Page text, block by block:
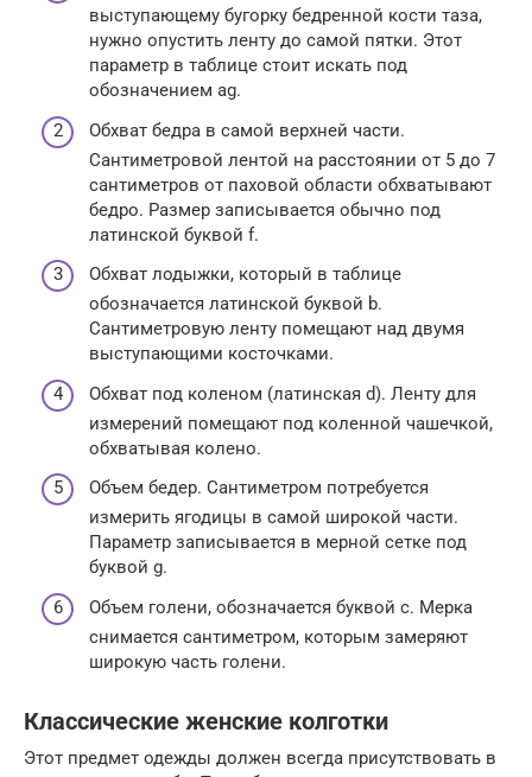
выступающему бугорку бедренной кости таза,
нужно опустить ленту до самой пятки. Этот
параметр в таблице стоит искать под
обозначением ag.
Обхват бедра в самой верхней части.
Сантиметровой лентой на расстоянии от 5 до 7
сантиметров от паховой области обхватывают
бедро. Размер записывается обычно под
латинской буквой f.
Обхват лодыжки, который в таблице
обозначается латинской буквой b.
Сантиметровую ленту помещают над двумя
выступающими косточками.
Обхват под коленом (латинская d). Ленту для
измерений помещают под коленной чашечкой,
обхватывая колено.
Объем бедер. Сантиметром потребуется
измерить ягодицы в самой широкой части.
Параметр записывается в мерной сетке под
буквой g.
Объем голени, обозначается буквой с. Мерка
снимается сантиметром, которым замеряют
широкую часть голени.
Классические женские колготки
Этот предмет одежды должен всегда присутствовать в